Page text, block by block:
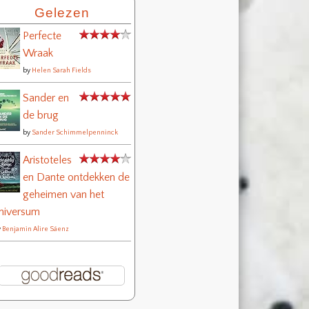
Gelezen
Perfecte
Wraak
by Helen Sarah Fields
Sander en
de brug
by Sander Schimmelpenninck
Aristoteles
en Dante ontdekken de
geheimen van het
Benjamin Alire Sáenz